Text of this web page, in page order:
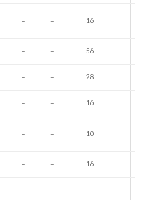
– – 16
– – 56
– – 28
– – 16
– – 10
– – 16